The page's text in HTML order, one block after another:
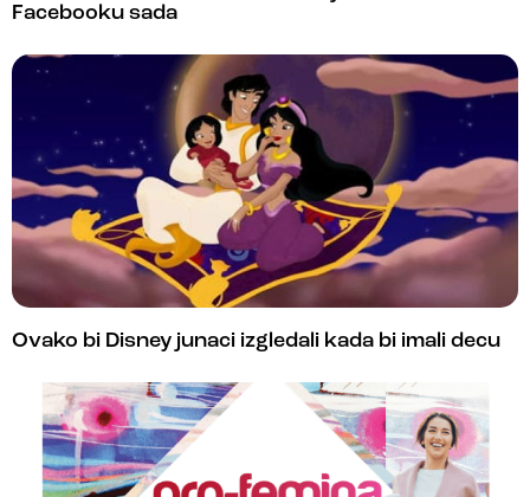
Facebooku sada
Ovako bi Disney junaci izgledali kada bi imali decu